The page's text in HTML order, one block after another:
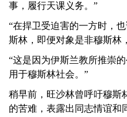
事，履行天课义务。”
“在捍卫受迫害的一方时，
斯林，即便对象是非穆斯林
“这是因为伊斯兰教所推崇
用于穆斯林社会。”
稍早前，旺沙林曾呼吁穆斯
的苦难，表露出同志情谊和